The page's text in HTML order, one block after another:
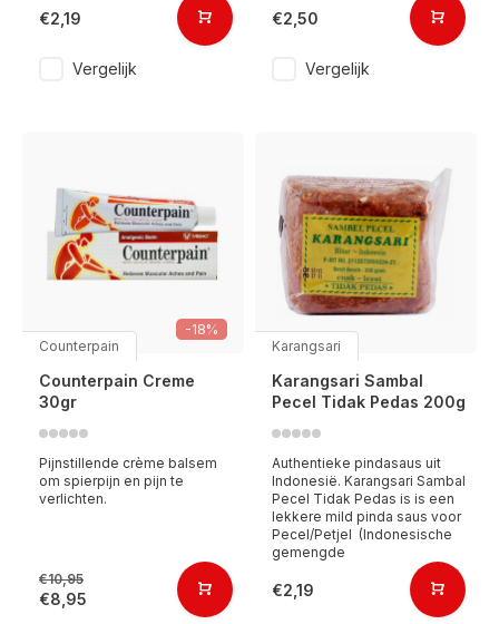
€2,19
Vergelijk
€2,50
Vergelijk
-18%
Counterpain
Counterpain Creme
30gr
Pijnstillende crème balsem
om spierpijn en pijn te
verlichten.
€10,95
€8,95
Karangsari
Karangsari Sambal
Pecel Tidak Pedas 200g
Authentieke pindasaus uit
Indonesië. Karangsari Sambal
Pecel Tidak Pedas is is een
lekkere mild pinda saus voor
Pecel/Petjel (Indonesische
gemengde
€2,19